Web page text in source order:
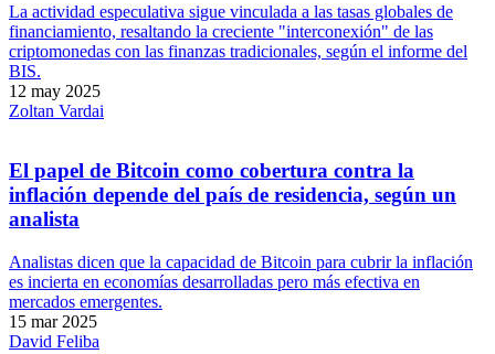
La actividad especulativa sigue vinculada a las tasas globales de
financiamiento, resaltando la creciente "interconexión" de las
criptomonedas con las finanzas tradicionales, según el informe del
BIS.
12 may 2025
Zoltan Vardai
El papel de Bitcoin como cobertura contra la
inflación depende del país de residencia, según un
analista
Analistas dicen que la capacidad de Bitcoin para cubrir la inflación
es incierta en economías desarrolladas pero más efectiva en
mercados emergentes.
15 mar 2025
David Feliba